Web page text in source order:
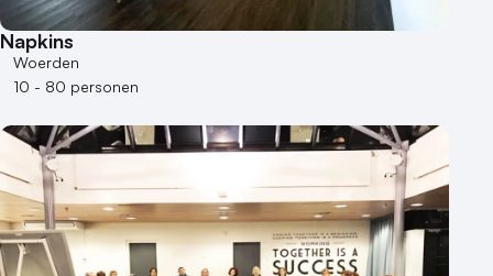
Napkins
Woerden
10 - 80 personen